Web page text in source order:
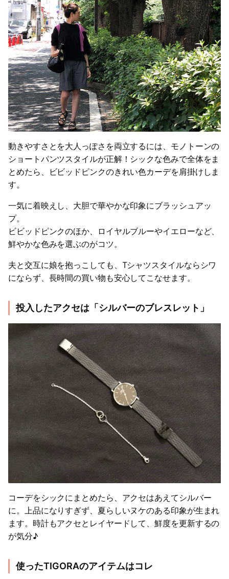
動きやすさとを大人っぽさを両立するには、モノトーンの
ショートパンツスタイルが正解！シックな色みで全体をま
とめたら、ビビッドピンクのきれい色カーデを肩掛けしま
す。
一気に着映えし、大胆で華やかな印象にブラッシュアッ
プ。
ビビッドピンクのほか、ロイヤルブルーやイエローなど、
鮮やかな色みを選ぶのがコツ。
夫と交互に娘を抱っこしても、Tシャツスタイルならシワ
にならず、長時間の買い物も安心してこなせます。
投入したアクセは「シルバーのブレスレット」
コーデをシックにまとめたら、アクセはあえてシルバー
に。上品になりすぎず、夏らしいヌケのある印象が生まれ
ます。時計もアクセとレイヤードして、鮮度を更新するの
が気分♪
使ったTIGORAのアイテムはコレ